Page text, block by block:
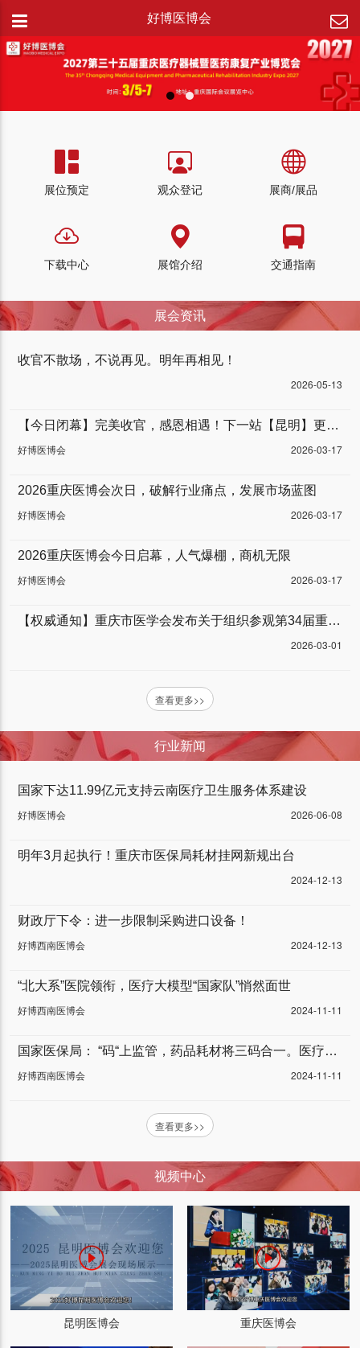
好博医博会
展位预定 观众登记 展商/展品
下载中心 展馆介绍 交通指南
展会资讯
收官不散场，不说再见。明年再相见！
2026-05-13
【今日闭幕】完美收官，感恩相遇！下一站【昆明】更精彩。
好博医博会
2026-03-17
2026重庆医博会次日，破解行业痛点，发展市场蓝图
好博医博会
2026-03-17
2026重庆医博会今日启幕，人气爆棚，商机无限
好博医博会
2026-03-17
【权威通知】重庆市医学会发布关于组织参观第34届重庆医博会的通知
2026-03-01
查看更多>>
行业新闻
国家下达11.99亿元支持云南医疗卫生服务体系建设
好博医博会
2026-06-08
明年3月起执行！重庆市医保局耗材挂网新规出台
2024-12-13
财政厅下令：进一步限制采购进口设备！
好博西南医博会
2024-12-13
“北大系”医院领衔，医疗大模型“国家队”悄然面世
好博西南医博会
2024-11-11
国家医保局： “码“上监管，药品耗材将三码合一。医疗器械行业将迎来“车同轨”“书同文”，大一统的全新阶段！
好博西南医博会
2024-11-11
查看更多>>
视频中心
昆明医博会 重庆医博会